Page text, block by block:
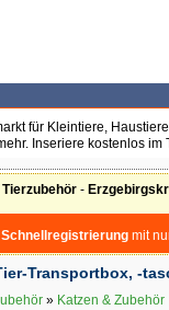
für Kleintiere,
Inseriere kostenlos im
-
Schnellregistrierung mit
Transportbox, -
» Katzen & Zubehör